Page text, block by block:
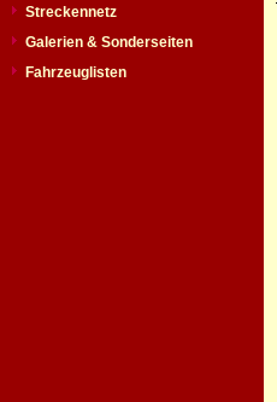
Streckennetz
Galerien & Sonderseiten
Fahrzeuglisten